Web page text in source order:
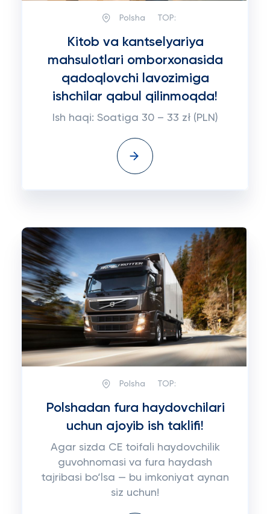
Polsha TOP:
Kitob va kantselyariya
mahsulotlari omborxonasida
qadoqlovchi lavozimiga
ishchilar qabul qilinmoqda!
Ish haqi: Soatiga 30 – 33 zł (PLN)
Polsha TOP:
Polshadan fura haydovchilari
uchun ajoyib ish taklifi!
Agar sizda CE toifali haydovchilik
guvohnomasi va fura haydash
tajribasi bo‘lsa — bu imkoniyat aynan
siz uchun!